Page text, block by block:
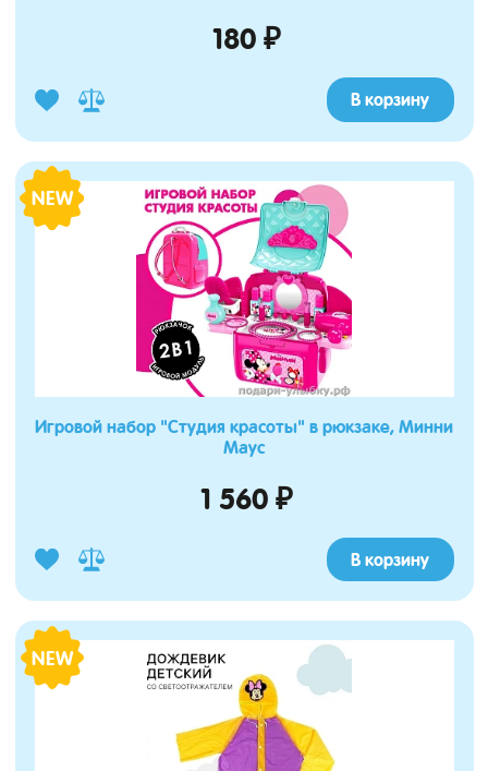
180 ₽
В корзину
NEW
Игровой набор "Студия красоты" в рюкзаке, Минни
Маус
1 560 ₽
В корзину
NEW